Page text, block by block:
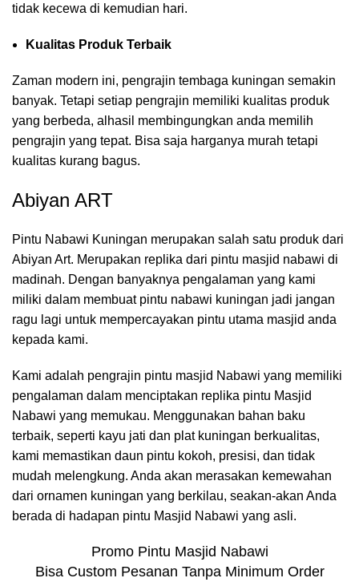
tidak kecewa di kemudian hari.
Kualitas Produk Terbaik
Zaman modern ini, pengrajin tembaga kuningan semakin
banyak. Tetapi setiap pengrajin memiliki kualitas produk
yang berbeda, alhasil membingungkan anda memilih
pengrajin yang tepat. Bisa saja harganya murah tetapi
kualitas kurang bagus.
Abiyan ART
Pintu Nabawi Kuningan merupakan salah satu produk dari
Abiyan Art. Merupakan replika dari pintu masjid nabawi di
madinah. Dengan banyaknya pengalaman yang kami
miliki dalam membuat pintu nabawi kuningan jadi jangan
ragu lagi untuk mempercayakan pintu utama masjid anda
kepada kami.
Kami adalah pengrajin pintu masjid Nabawi yang memiliki
pengalaman dalam menciptakan replika pintu Masjid
Nabawi yang memukau. Menggunakan bahan baku
terbaik, seperti kayu jati dan plat kuningan berkualitas,
kami memastikan daun pintu kokoh, presisi, dan tidak
mudah melengkung. Anda akan merasakan kemewahan
dari ornamen kuningan yang berkilau, seakan-akan Anda
berada di hadapan pintu Masjid Nabawi yang asli.
Promo Pintu Masjid Nabawi
Bisa Custom Pesanan Tanpa Minimum Order